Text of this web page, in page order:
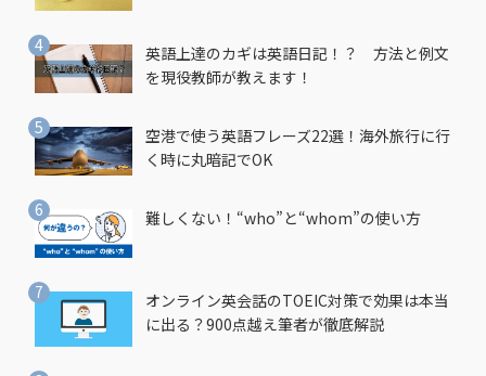
英語上達のカギは英語日記！？ 方法と例文
を現役教師が教えます！
空港で使う英語フレーズ22選！海外旅行に行
く時に丸暗記でOK
難しくない！“who”と“whom”の使い方
オンライン英会話のTOEIC対策で効果は本当
に出る？900点越え筆者が徹底解説